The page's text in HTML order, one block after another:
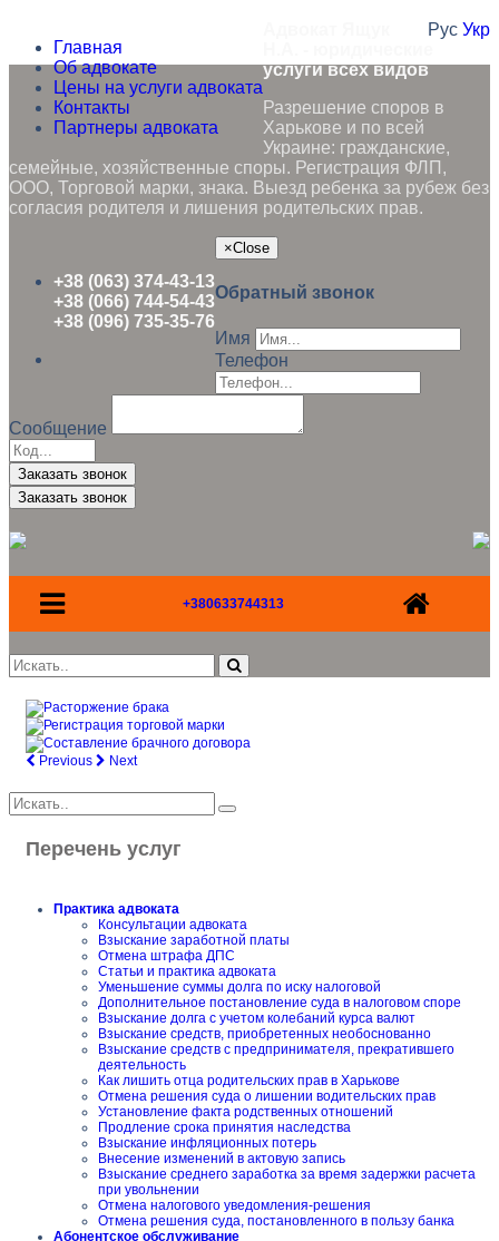
Главная
Об адвокате
Цены на услуги адвоката
Контакты
Партнеры адвоката
Рус Укр
услуги всех видов
Разрешение споров в
Харькове и по всей
Украине: гражданские,
семейные, хозяйственные споры. Регистрация ФЛП,
ООО, Торговой марки, знака. Выезд ребенка за рубеж без
согласия родителя и лишения родительских прав.
+38 (063) 374-43-13
+38 (066) 744-54-43
+38 (096) 735-35-76
×Close
Обратный звонок
Имя
Телефон
Сообщение
Заказать звонок
+380633744313
Previous Next
Перечень услуг
Практика адвоката
Консультации адвоката
Взыскание заработной платы
Отмена штрафа ДПС
Статьи и практика адвоката
Уменьшение суммы долга по иску налоговой
Дополнительное постановление суда в налоговом споре
Взыскание долга с учетом колебаний курса валют
Взыскание средств, приобретенных необоснованно
Взыскание средств с предпринимателя, прекратившего
деятельность
Как лишить отца родительских прав в Харькове
Отмена решения суда о лишении водительских прав
Установление факта родственных отношений
Продление срока принятия наследства
Взыскание инфляционных потерь
Внесение изменений в актовую запись
Взыскание среднего заработка за время задержки расчета
при увольнении
Отмена налогового уведомления-решения
Отмена решения суда, постановленного в пользу банка
Абонентское обслуживание